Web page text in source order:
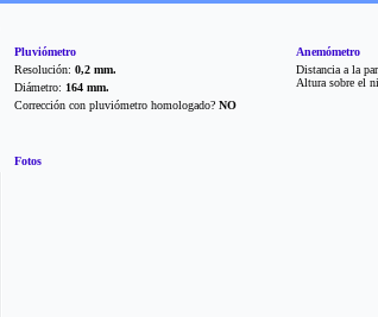
Pluviómetro
Resolución: 0,2 mm.
Diámetro: 164 mm.
Corrección con pluviómetro homologado? NO
Anemómetro
Distancia a la
Altura sobre el
Fotos